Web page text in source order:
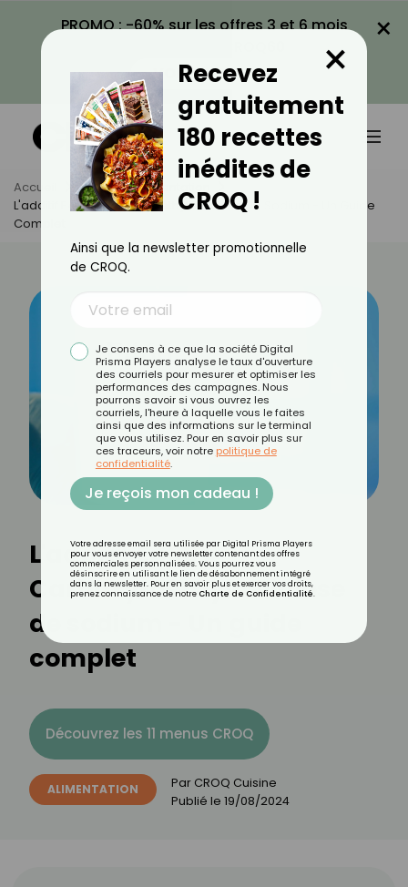
PROMO : -60% sur les offres 3 et 6 mois
VOIR LA PROMO
×
Accueil Actus
Alimentation
L'additif E466 : Carboxyméthylcellulose De Sodium - Un Guide
Complet
L'additif E466 :
Carboxyméthylcellulose
de sodium - Un guide
complet
Découvrez les 11 menus CROQ
ALIMENTATION Par CROQ Cuisine
Publié le 19/08/2024
Recevez
gratuitement
180 recettes
inédites de
CROQ !
×
Ainsi que la newsletter promotionnelle
de CROQ.
Je consens à ce que la société Digital
Prisma Players analyse le taux d'ouverture
des courriels pour mesurer et optimiser les
performances des campagnes. Nous
pourrons savoir si vous ouvrez les
courriels, l'heure à laquelle vous le faites
ainsi que des informations sur le terminal
que vous utilisez. Pour en savoir plus sur
ces traceurs, voir notre politique de
confidentialité.
Je reçois mon cadeau !
Votre adresse email sera utilisée par Digital Prisma Players
pour vous envoyer votre newsletter contenant des offres
commerciales personnalisées. Vous pourrez vous
désinscrire en utilisant le lien de désabonnement intégré
dans la newsletter. Pour en savoir plus et exercer vos droits,
prenez connaissance de notre Charte de Confidentialité.